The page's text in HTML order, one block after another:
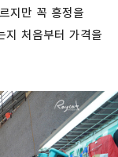
지만 꼭 흥정을
지 처음부터 가격을